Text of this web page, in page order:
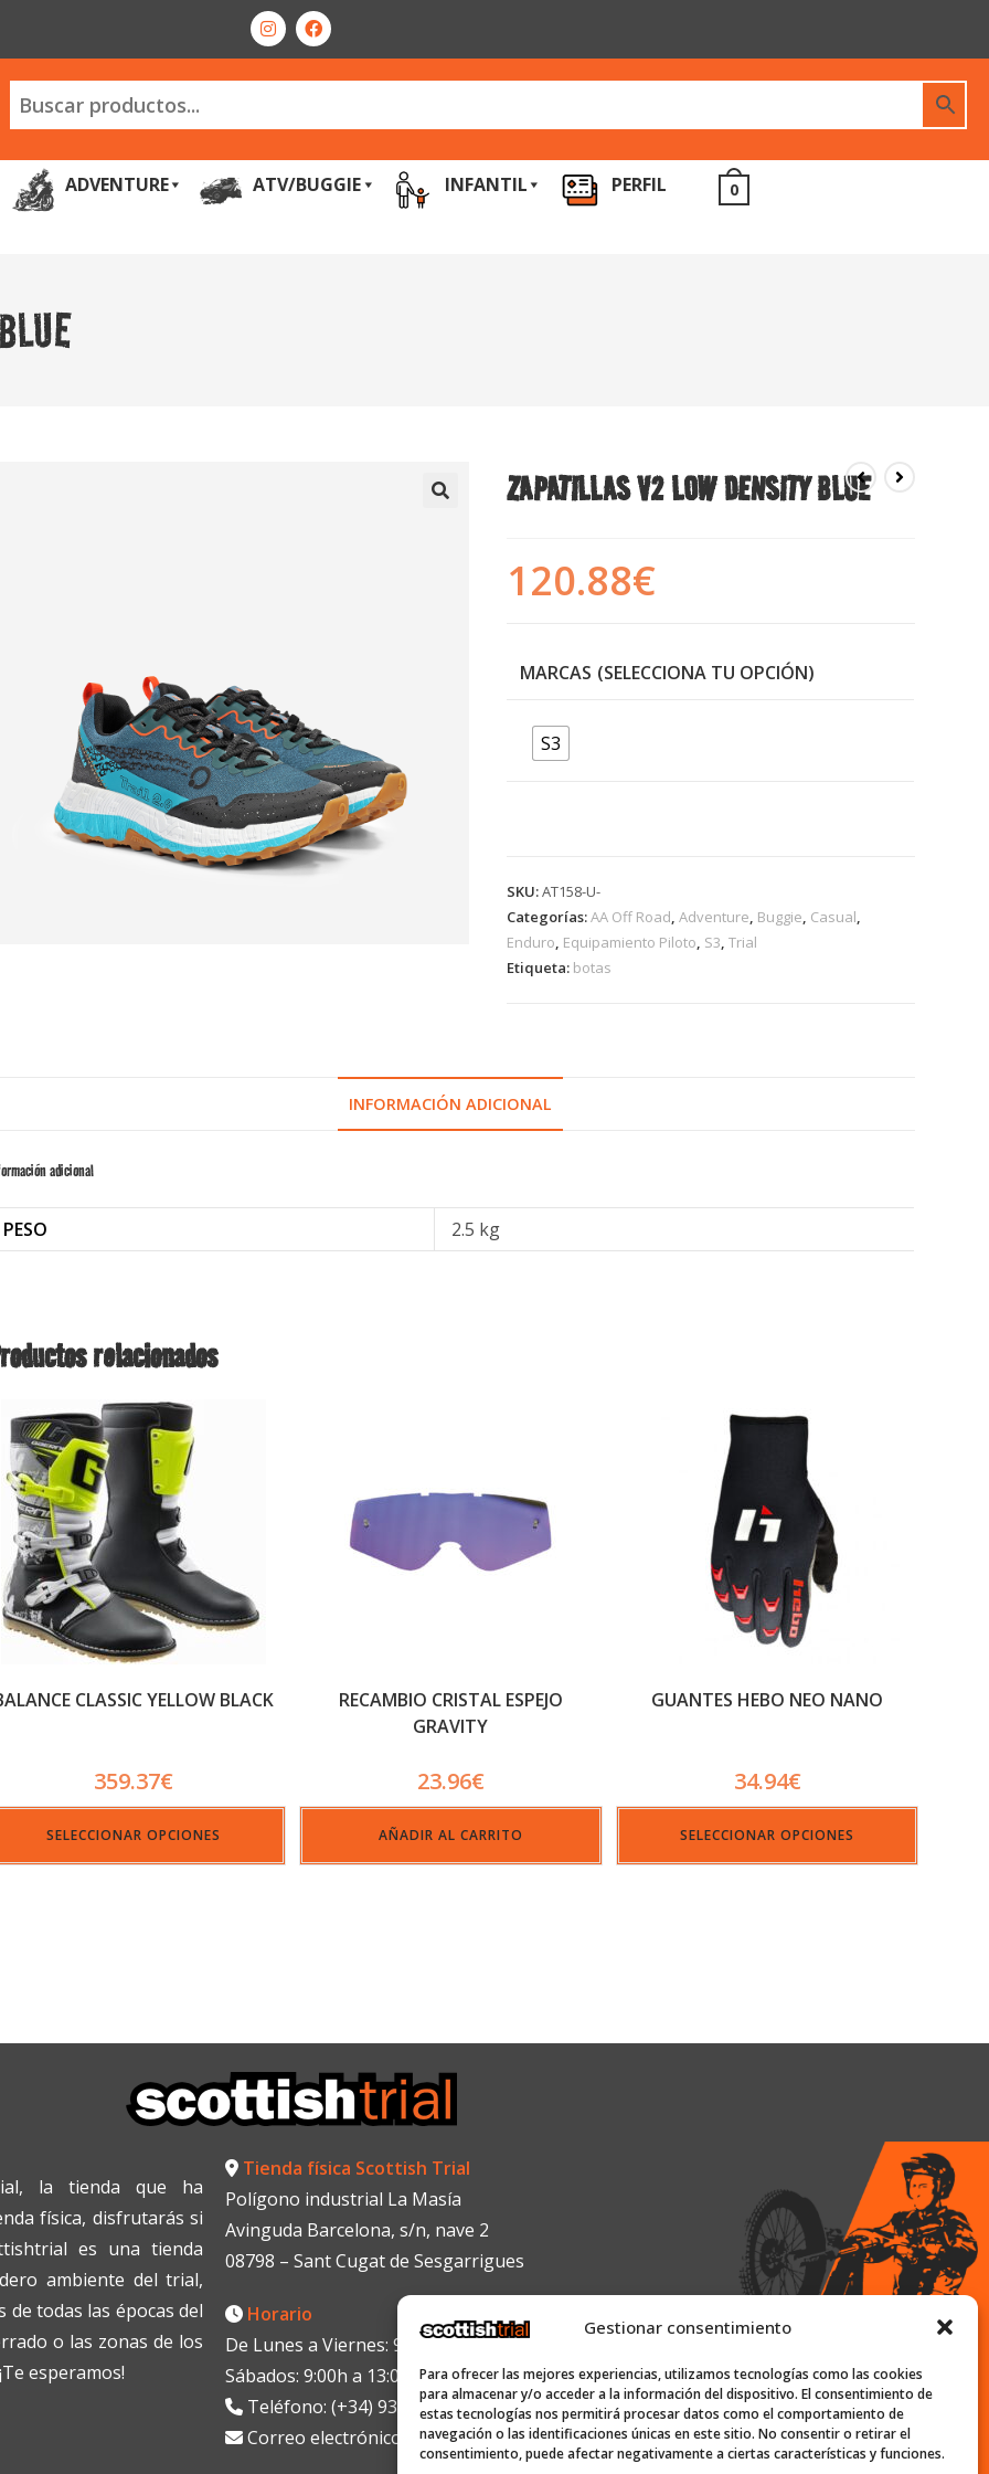
Gestionar consentimiento
Para ofrecer las mejores experiencias, utilizamos tecnologías como las cookies
para almacenar y/o acceder a la información del dispositivo. El consentimiento de
estas tecnologías nos permitirá procesar datos como el comportamiento de
navegación o las identificaciones únicas en este sitio. No consentir o retirar el
consentimiento, puede afectar negativamente a ciertas características y funciones.
ADVENTURE ATV/BUGGIE INFANTIL PERFIL 0
ZAPATILLAS V2 LOW DENSITY BLUE
120.88€
MARCAS
S3
SKU:AT158-U-
Categorías:AA Off Road, Adventure, Buggie, Casual,
Enduro, Equipamiento Piloto, S3, Trial
Etiqueta: botas
INFORMACIÓN ADICIONAL
adicional
PESO 2.5 kg
relacionados
CLASSIC YELLOW BLACK
359.37€
SELECCIONAR OPCIONES
RECAMBIO CRISTAL ESPEJO
GRAVITY
23.96€
AÑADIR AL CARRITO
GUANTES HEBO NEO NANO
34.94€
SELECCIONAR OPCIONES
la tienda que ha
física, disfrutarás si
es una tienda
ambiente del trial,
todas las épocas del
o las zonas de los
esperamos!
Tienda física Scottish Trial
Polígono industrial La Masía
Avinguda Barcelona, s/n, nave 2
08798 – Sant Cugat de Sesgarrigues
Horario
De Lunes a Viernes: 9:00h a 13:00h y de 16:00h a 19:30h
Sábados: 9:00h a 13:00h
Teléfono: (+34) 938199330
Correo electrónico:
info@scottish-trial.com